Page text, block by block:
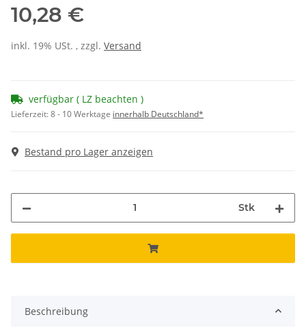
10,28 €
inkl. 19% USt. , zzgl. Versand
verfügbar ( LZ beachten )
Lieferzeit:8 - 10 Werktage innerhalb Deutschland*
Bestand pro Lager anzeigen
Stk
Beschreibung